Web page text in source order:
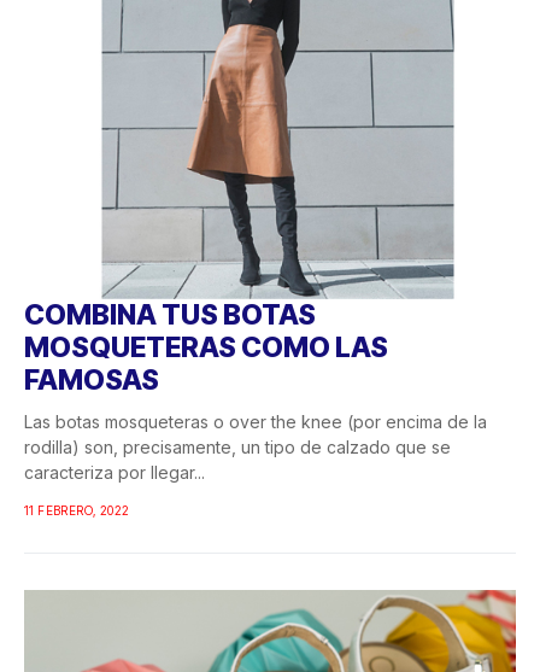
COMBINA TUS BOTAS
MOSQUETERAS COMO LAS
FAMOSAS
Las botas mosqueteras o over the knee (por encima de la
rodilla) son, precisamente, un tipo de calzado que se
caracteriza por llegar...
11 FEBRERO, 2022